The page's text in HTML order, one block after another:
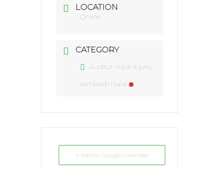
LOCATION
Online
CATEGORY
Auditor Halal & juru
sembelih Halal
+ Add to Google Calendar